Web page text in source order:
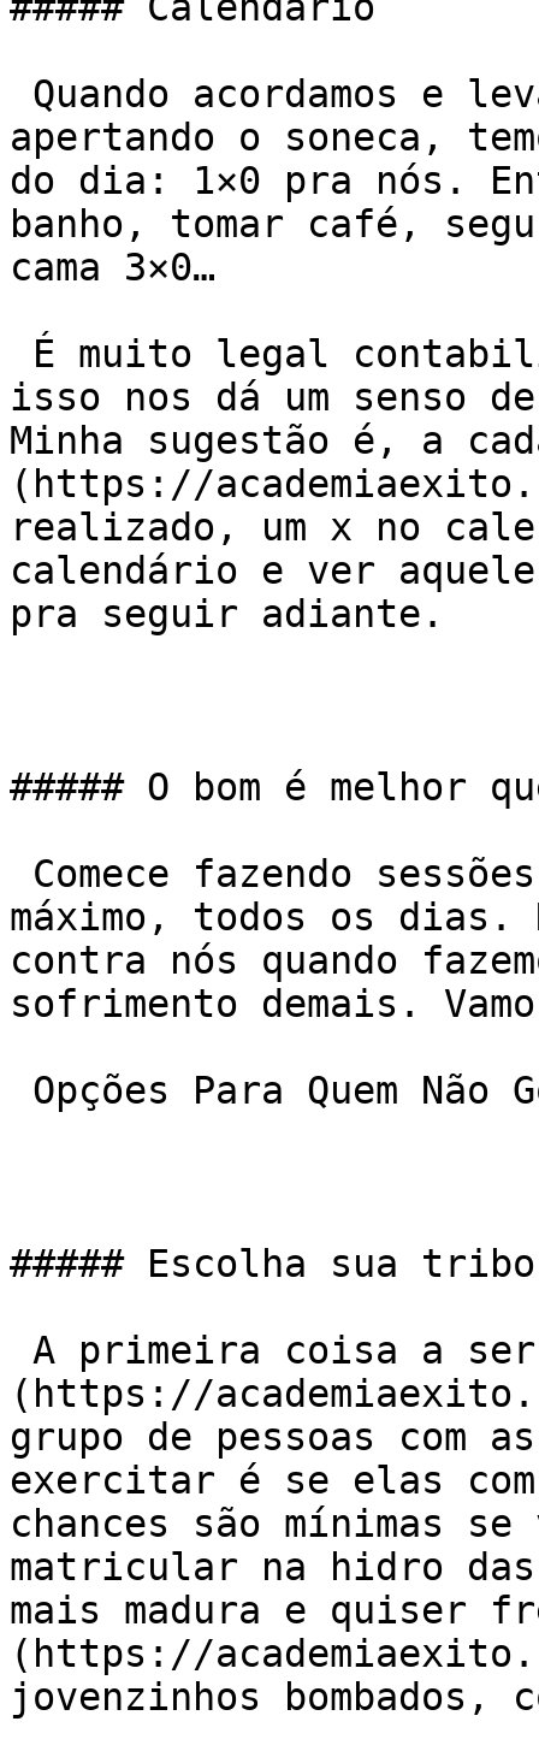
apertando o soneca,
do dia: 1×0 pra nós.
banho, tomar café,
cama 3×0…
isso nos dá um senso
Minha sugestão é, a
(https://
realizado, um x no
calendário e ver
pra seguir adiante.
##### O bom é melhor
máximo, todos os
contra nós quando
sofrimento demais.
##### Escolha sua tribo
(https://
grupo de pessoas com
exercitar é se elas
chances são mínimas
matricular na hidro das
mais madura e quiser
(https://
jovenzinhos bombados,